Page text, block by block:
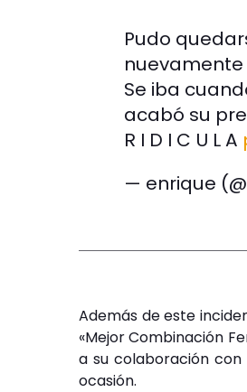
Pudo
Se iba
acabó su
R I D I C U L A
— enrique
Además de este
«Mejor Combinación
a su colaboración con
ocasión.